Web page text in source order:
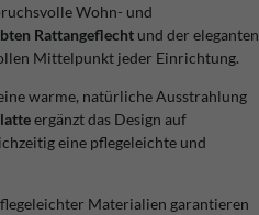
Wohn- und
Rattangeflecht und der eleganten
Mittelpunkt jeder Einrichtung.
warme, natürliche Ausstrahlung
ergänzt das Design auf
eine pflegeleichte und
Materialien garantieren